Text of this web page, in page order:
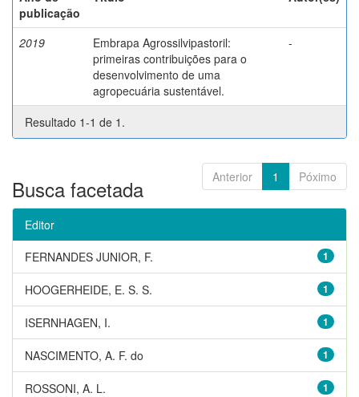
publicação
2019
Embrapa Agrossilvipastoril:
primeiras contribuições para o
desenvolvimento de uma
agropecuária sustentável.
-
Resultado 1-1 de 1.
Anterior 1 Póximo
Busca facetada
Editor
1
FERNANDES JUNIOR, F.
1
HOOGERHEIDE, E. S. S.
1
ISERNHAGEN, I.
1
NASCIMENTO, A. F. do
1
ROSSONI, A. L.